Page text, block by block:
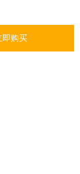
即购买